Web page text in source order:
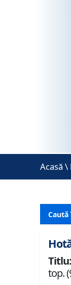
Acasă \
Titlu:
top.